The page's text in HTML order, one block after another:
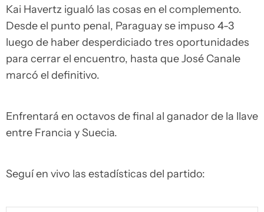
Kai Havertz igualó las cosas en el complemento.
Desde el punto penal, Paraguay se impuso 4-3
luego de haber desperdiciado tres oportunidades
para cerrar el encuentro, hasta que José Canale
marcó el definitivo.
Enfrentará en octavos de final al ganador de la llave
entre Francia y Suecia.
Seguí en vivo las estadísticas del partido: